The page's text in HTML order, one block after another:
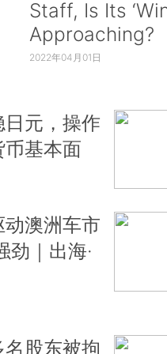
Staff, Is Its
Approaching?
2022年04月01日
元，操作
基本面
澳洲车市
劲｜出海·
名股东被拘